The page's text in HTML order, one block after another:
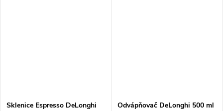
Sklenice Espresso DeLonghi
Odvápňovač DeLonghi 500 ml